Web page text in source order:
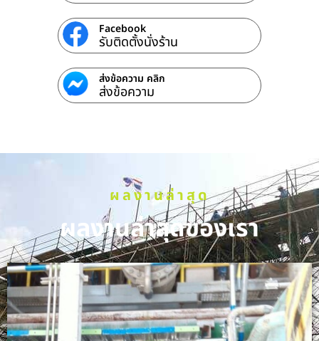
Facebook
รับติดตั้งนั่งร้าน
ส่งข้อความ คลิก
ส่งข้อความ
ผลงานล่าสุด
ผลงานล่าสุดของเรา